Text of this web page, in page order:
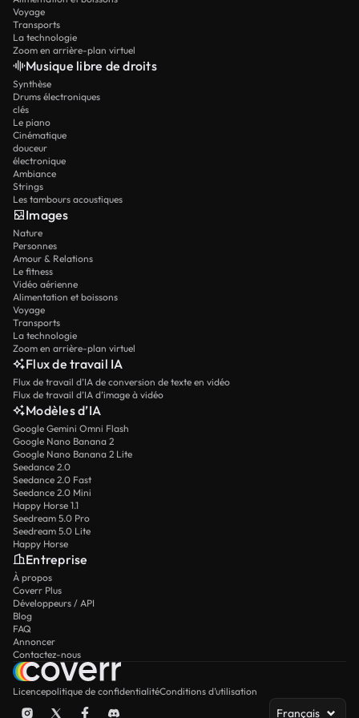
Voyage
Transports
La technologie
Zoom en arrière-plan virtuel
Musique libre de droits
Synthèse
Drums électroniques
clés
Le piano
Cinématique
douceur
électronique
Ambiance
Strings
Les tambours acoustiques
Images
Nature
Personnes
Amour & Relations
Le fitness
Vidéo aérienne
Alimentation et boissons
Voyage
Transports
La technologie
Zoom en arrière-plan virtuel
Flux de travail IA
Flux de travail d’IA de conversion de texte en vidéo
Flux de travail d’IA d’image à vidéo
Modèles d’IA
Google Gemini Omni Flash
Google Nano Banana 2
Google Nano Banana 2 Lite
Seedance 2.0
Seedance 2.0 Fast
Seedance 2.0 Mini
Happy Horse 1.1
Seedream 5.0 Pro
Seedream 5.0 Lite
Happy Horse
Entreprise
À propos
Coverr Plus
Développeurs / API
Blog
FAQ
Annoncer
Contactez-nous
Licencepolitique de confidentialitéConditions d’utilisation
Français